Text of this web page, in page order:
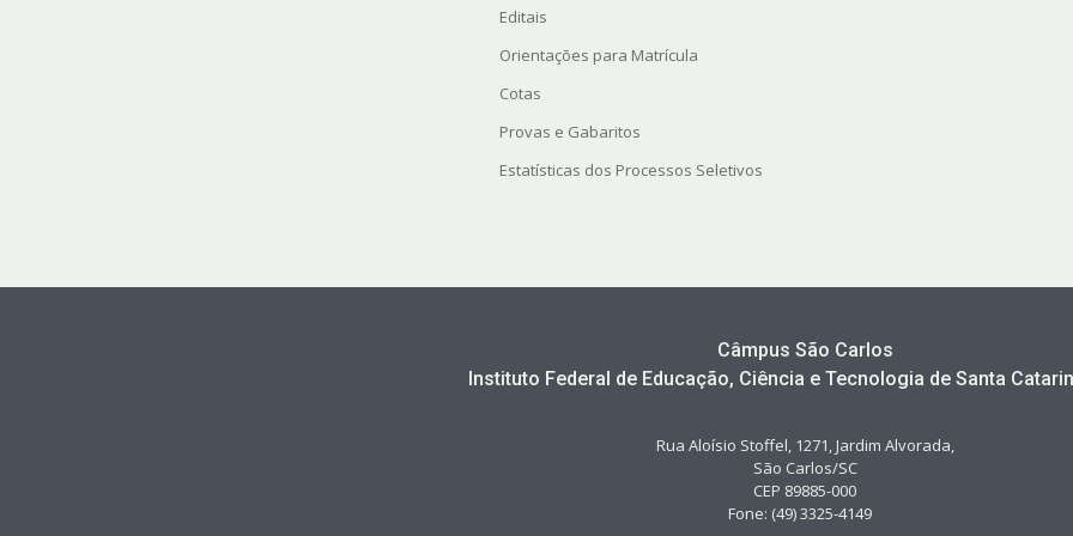
Editais
Orientações para Matrícula
Cotas
Provas e Gabaritos
Estatísticas dos Processos Seletivos
Câmpus São Carlos
Instituto Federal de Educação, Ciência e Tecnologia de Santa
Rua Aloísio Stoffel, 1271, Jardim Alvorada,
São Carlos/SC
CEP 89885-000
Fone: (49) 3325-4149